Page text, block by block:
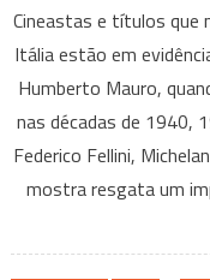
Cineastas e títulos que
Itália estão em
Humberto Mauro,
nas décadas de 1940,
Federico Fellini,
mostra resgata um